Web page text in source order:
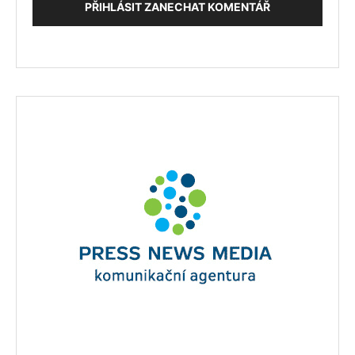
PŘIHLÁSIT ZANECHAT KOMENTÁŘ